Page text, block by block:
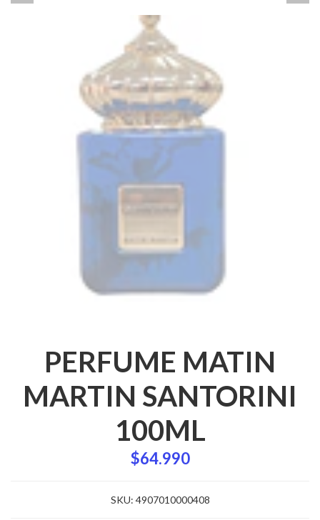
PERFUME MATIN
MARTIN SANTORINI
100ML
$64.990
SKU: 4907010000408